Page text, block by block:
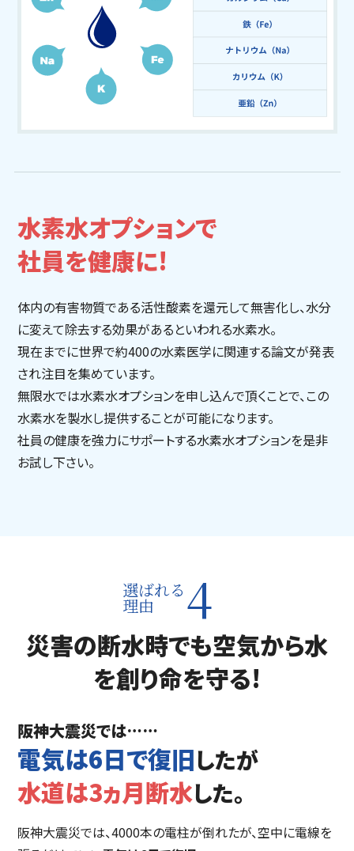
水素水オプションで
社員を健康に!
体内の有害物質である活性酸素を還元して無害化し、水分
に変えて除去する効果があるといわれる水素水。
現在までに世界で約400の水素医学に関連する論文が発表
され注目を集めています。
無限水では水素水オプションを申し込んで頂くことで、この
水素水を製水し提供することが可能になります。
社員の健康を強力にサポートする水素水オプションを是非
お試し下さい。
選ばれる
理由 4
災害の断水時でも空気から水
を創り命を守る!
阪神大震災では……
電気は6日で復旧したが
水道は3ヵ月断水した。
阪神大震災では、4000本の電柱が倒れたが、空中に電線を